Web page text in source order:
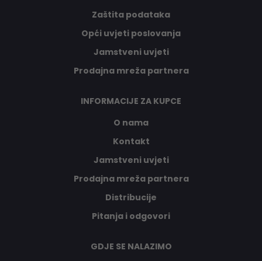
Zaštita podataka
Opći uvjeti poslovanja
Jamstveni uvjeti
Prodajna mreža partnera
INFORMACIJE ZA KUPCE
O nama
Kontakt
Jamstveni uvjeti
Prodajna mreža partnera
Distribucije
Pitanja i odgovori
GDJE SE NALAZIMO